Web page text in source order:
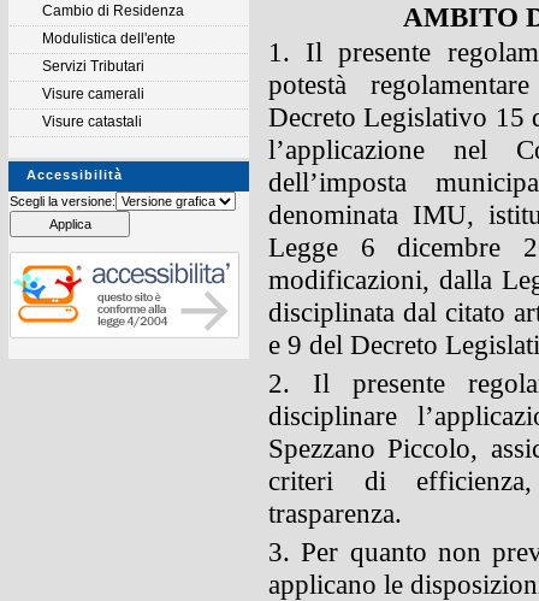
Cambio di Residenza
Modulistica dell'ente
Servizi Tributari
Visure camerali
Visure catastali
Accessibilità
Scegli la versione:
AMBITO
1. Il presente
potestà
Decreto Legislativo 15
l’applicazione nel
dell’imposta
denominata IMU,
Legge 6 dicembre
modificazioni, dalla
disciplinata dal citato
e 9 del Decreto
2. Il presente
disciplinare
Spezzano Piccolo,
criteri di
trasparenza.
3. Per quanto non
applicano le